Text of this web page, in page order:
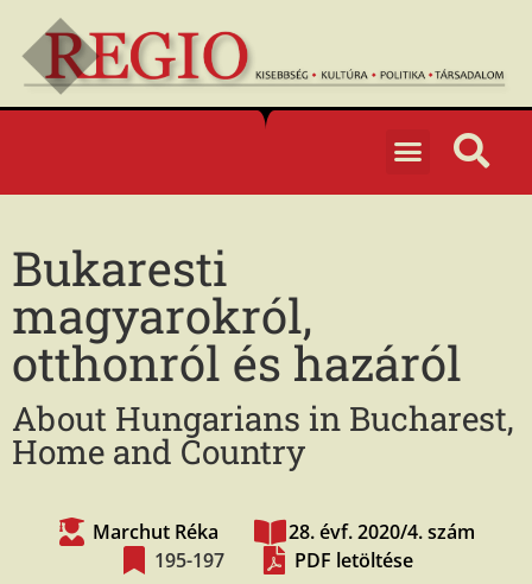
Bukaresti
magyarokról,
otthonról és hazáról
About Hungarians in Bucharest,
Home and Country
Marchut Réka
28. évf. 2020/4. szám
195-197
PDF letöltése